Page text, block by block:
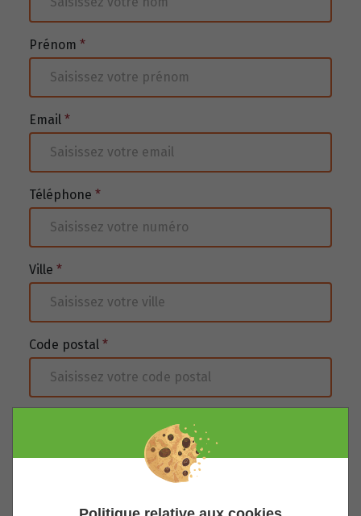
Prénom *
Email *
Téléphone *
Ville *
Code postal *